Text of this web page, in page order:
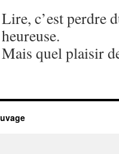
Lire, c’est perdre
heureuse.
Mais quel plaisir